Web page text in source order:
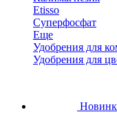
Etisso
Суперфосфат
Еще
Удобрения для
Удобрения для